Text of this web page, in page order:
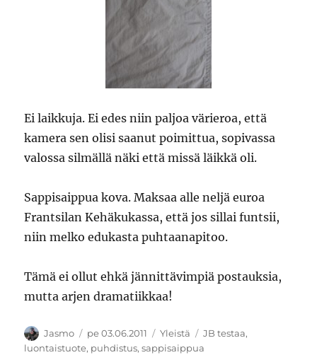
Ei laikkuja. Ei edes niin paljoa värieroa, että
kamera sen olisi saanut poimittua, sopivassa
valossa silmällä näki että missä läikkä oli.
Sappisaippua kova. Maksaa alle neljä euroa
Frantsilan Kehäkukassa, että jos sillai funtsii,
niin melko edukasta puhtaanapitoo.
Tämä ei ollut ehkä jännittävimpiä postauksia,
mutta arjen dramatiikkaa!
Kirjoittaja
Jasmo Julkaistu
pe 03.06.2011 Kategoriat
Yleistä Avainsanat
JB testaa,
luontaistuote, puhdistus,sappisaippua